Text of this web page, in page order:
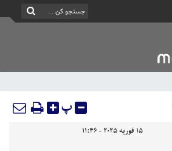
پ
15 فوریه 2025 - 11:46